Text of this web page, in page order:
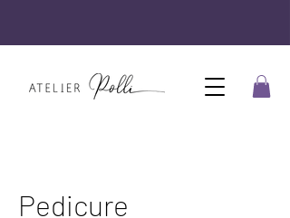
Pedicure